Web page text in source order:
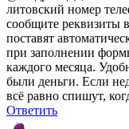
литовский номер
сообщите реквизиты
поставят
при заполнении
каждого месяца.
были деньги. Если
всё равно спишут,
Ответить